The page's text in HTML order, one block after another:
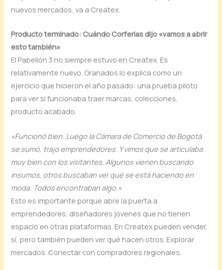
nuevos mercados, va a Createx.
Producto terminado: Cuándo Corferias dijo «vamos a abrir
esto también»
El Pabellón 3 no siempre estuvo en Createx. Es
relativamente nuevo. Granados lo explica como un
ejercicio que hicieron el año pasado: una prueba piloto
para ver si funcionaba traer marcas, colecciones,
producto acabado.
«Funcionó bien. Luego la Cámara de Comercio de Bogotá
se sumó, trajo emprendedores. Y vimos que se articulaba
muy bien con los visitantes. Algunos vienen buscando
insumos, otros buscaban ver qué se está haciendo en
moda. Todos encontraban algo.»
Esto es importante porque abre la puerta a
emprendedores, diseñadores jóvenes que no tienen
espacio en otras plataformas. En Createx pueden vender,
sí, pero también pueden ver qué hacen otros. Explorar
mercados. Conectar con compradores regionales.